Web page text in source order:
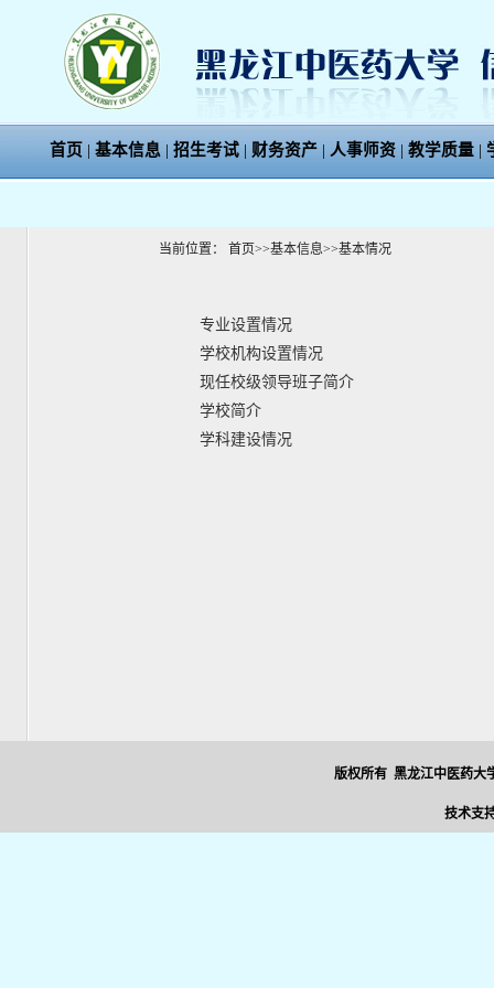
首页 | 基本信息 | 招生考试 | 财务资产 | 人事师资 | 教学质量 |
当前位置： 首页>>基本信息>>基本情况
专业设置情况
学校机构设置情况
现任校级领导班子简介
学校简介
学科建设情况
版权所有 黑龙江中医药大
技术支